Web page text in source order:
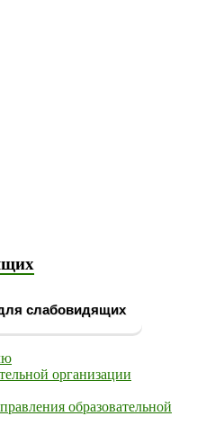
слабовидящих
организации
образовательной